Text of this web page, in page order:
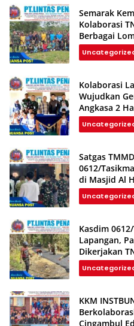
Semarak
Kolaborasi
Berbagai
Kolaborasi
Wujudkan
Angkasa 2
Depan Anak
Satgas
0612/
di Masjid Al
Kasdim
Lapangan,
Dikerjakan
Gotong
KKM
Cingambul